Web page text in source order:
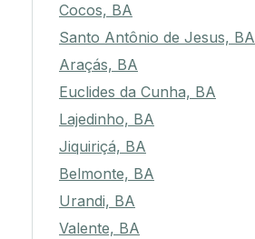
Cocos, BA
Santo Antônio de Jesus, BA
Araçás, BA
Euclides da Cunha, BA
Lajedinho, BA
Jiquiriçá, BA
Belmonte, BA
Urandi, BA
Valente, BA